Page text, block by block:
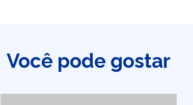
Você pode gostar